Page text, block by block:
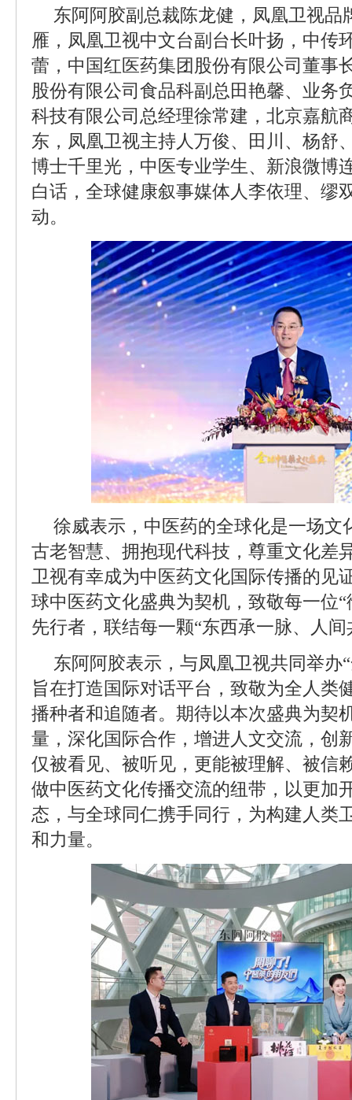
东阿阿胶副总裁陈龙健，凤凰卫视品
雁，凤凰卫视中文台副台长叶扬，中传
蕾，中国红医药集团股份有限公司董事
股份有限公司食品科副总田艳馨、业务
科技有限公司总经理徐常建，北京嘉航
东，凤凰卫视主持人万俊、田川、杨舒
博士千里光，中医专业学生、新浪微博
白话，全球健康叙事媒体人李依理、缪
动。
徐威表示，中医药的全球化是一场文
古老智慧、拥抱现代科技，尊重文化差
卫视有幸成为中医药文化国际传播的见
球中医药文化盛典为契机，致敬每一位
先行者，联结每一颗“东西承一脉、人
东阿阿胶表示，与凤凰卫视共同举办
旨在打造国际对话平台，致敬为全人类
播种者和追随者。期待以本次盛典为契
量，深化国际合作，增进人文交流，创
仅被看见、被听见，更能被理解、被信
做中医药文化传播交流的纽带，以更加
态，与全球同仁携手同行，为构建人类
和力量。